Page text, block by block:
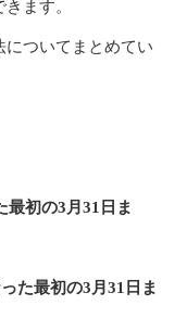
ます。
についてまとめてい
最初の3月31日ま
た最初の3月31日ま